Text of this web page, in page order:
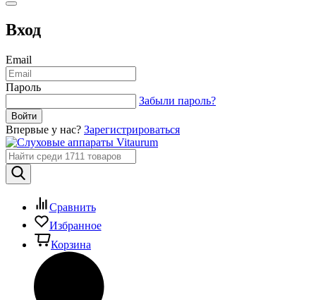
Вход
Email
Пароль
Забыли пароль?
Впервые у нас? Зарегистрироваться
Сравнить
Избранное
Корзина